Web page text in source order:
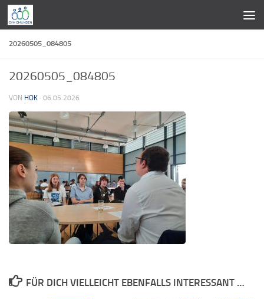
Zum Inhalt springen
20260505_084805
20260505_084805
VON HOK · 06.05.2026
FÜR DICH VIELLEICHT EBENFALLS INTERESSANT …